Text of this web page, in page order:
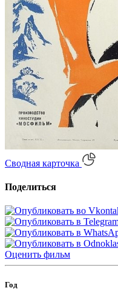
Сводная карточка
Поделиться
Оценить фильм
Год